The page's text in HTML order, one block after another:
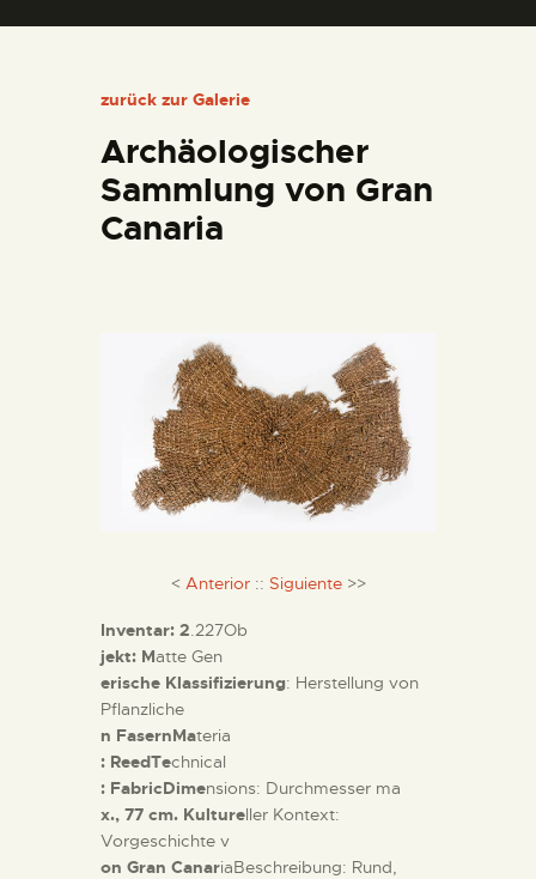
DAS MUSEUM
DIENSTLEISTUNGEN
DIGITALE RESSOURCEN
zurück zur Galerie
Archäologischer
Sammlung von Gran
Canaria
< Anterior:: Siguiente>>
Inventar: 2.227Ob
jekt: Matte Gen
erische Klassifizierung: Herstellung von
Pflanzliche
n FasernMateria
: ReedTechnical
: FabricDimensions: Durchmesser ma
x., 77 cm. Kultureller Kontext:
Vorgeschichte v
on Gran CanariaBeschreibung: Rund,